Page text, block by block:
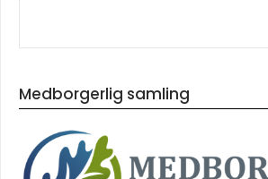
Medborgerlig samling